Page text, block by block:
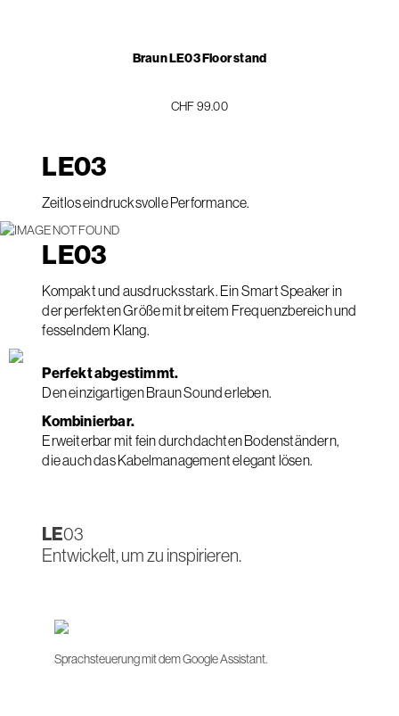
Braun LE03 Floor stand
CHF 99.00
LE03
Zeitlos eindrucksvolle Performance.
LE03
Kompakt und ausdrucksstark. Ein Smart Speaker in
der perfekten Größe mit breitem Frequenzbereich und
fesselndem Klang.
Perfekt abgestimmt.
Den einzigartigen Braun Sound erleben.
Kombinierbar.
Erweiterbar mit fein durchdachten Bodenständern,
die auch das Kabelmanagement elegant lösen.
LE03
Entwickelt, um zu inspirieren.
Sprachsteuerung mit dem Google Assistant.